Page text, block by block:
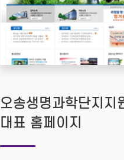
오송생명과학단지지
대표 홈페이지